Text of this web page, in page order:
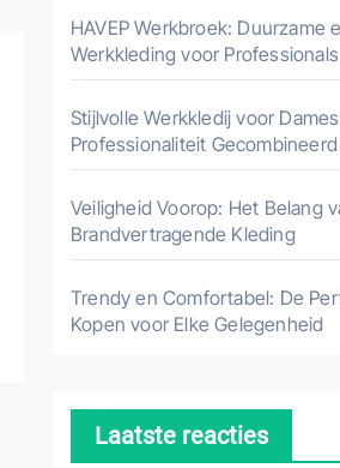
HAVEP Werkbroek: Duurzame
Werkkleding voor Professionals
Stijlvolle Werkkledij voor
Professionaliteit Gecombineerd
Veiligheid Voorop: Het Belang
Brandvertragende Kleding
Trendy en Comfortabel: De
Kopen voor Elke Gelegenheid
Laatste reacties